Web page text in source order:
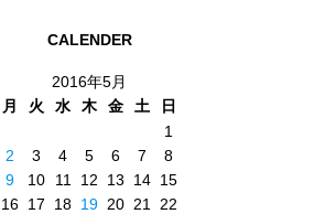
CALENDER
2016年5月
月
火 水 木 金 土
日
1
2
3 4 5 6 7
8
9
10 11 12 13 14 15
16 17 18 19 20 21
22